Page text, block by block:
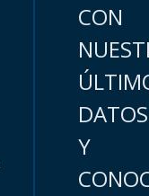
CON
DATOS
Y